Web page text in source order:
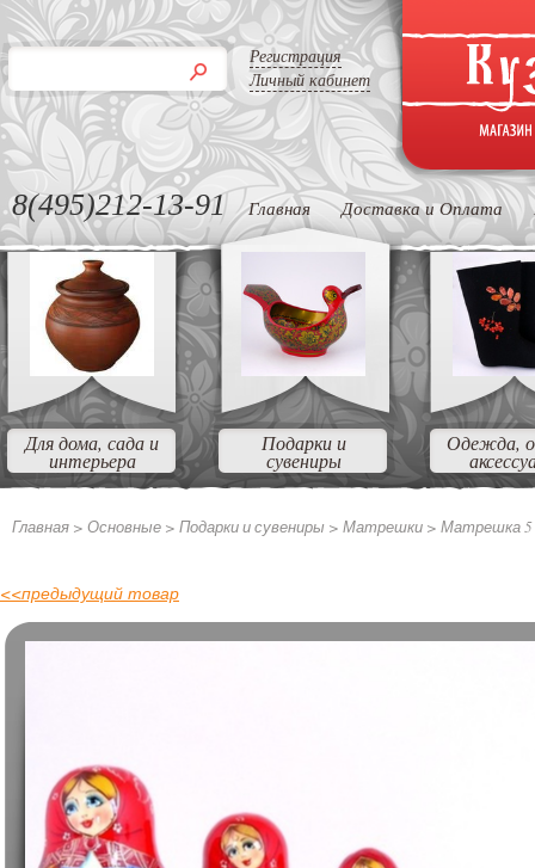
Регистрация
Личный кабинет
8(495)212-13-91 Главная Доставка и Оплата
Для дома, сада и
интерьера
Подарки и
сувениры
Одежда,
Главная > Основные > Подарки и сувениры > Матрешки > Матрешка 5
<<предыдущий товар